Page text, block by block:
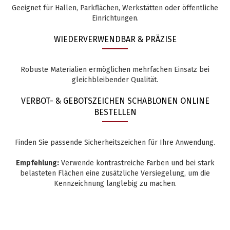
Geeignet für Hallen, Parkflächen, Werkstätten oder öffentliche
Einrichtungen.
WIEDERVERWENDBAR & PRÄZISE
Robuste Materialien ermöglichen mehrfachen Einsatz bei
gleichbleibender Qualität.
VERBOT- & GEBOTSZEICHEN SCHABLONEN ONLINE
BESTELLEN
Finden Sie passende Sicherheitszeichen für Ihre Anwendung.
Empfehlung:Verwende kontrastreiche Farben und bei stark
belasteten Flächen eine zusätzliche Versiegelung, um die
Kennzeichnung langlebig zu machen.